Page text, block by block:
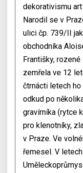
dekorativismu
Narodil se v
ulici čp. 739/II
obchodníka
Františky,
zemřela ve 12
čtrnácti letech
odkud po
gravírníka (rytce
pro klenotníky,
v Praze. Ve
řemesel. V